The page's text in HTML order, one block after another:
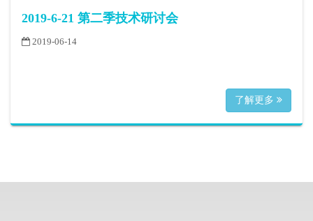
2019-6-21 第二季技术研讨会
2019-06-14
了解更多